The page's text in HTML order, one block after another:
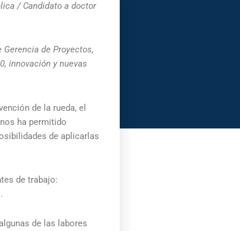
/ Candidato a doctor
de Proyectos,
innovación y nuevas
de la rueda, el
ha permitido
de aplicarlas
de trabajo:
de las labores